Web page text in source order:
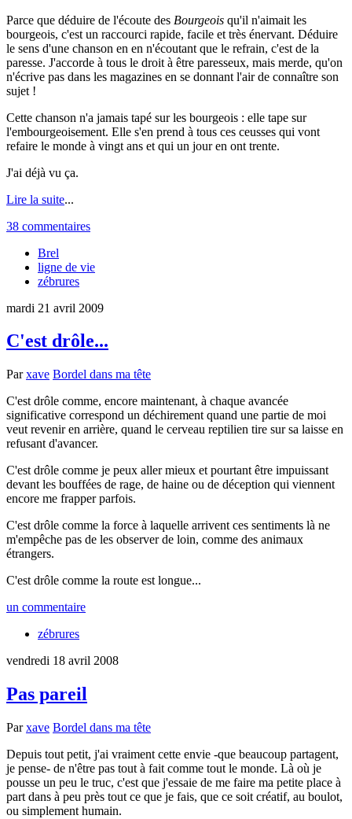
Parce que déduire de l'écoute des Bourgeois qu'il n'aimait les
bourgeois, c'est un raccourci rapide, facile et très énervant. Déduire
le sens d'une chanson en en n'écoutant que le refrain, c'est de la
paresse. J'accorde à tous le droit à être paresseux, mais merde, qu'on
n'écrive pas dans les magazines en se donnant l'air de connaître son
sujet !
Cette chanson n'a jamais tapé sur les bourgeois : elle tape sur
l'embourgeoisement. Elle s'en prend à tous ces ceusses qui vont
refaire le monde à vingt ans et qui un jour en ont trente.
J'ai déjà vu ça.
Lire la suite...
38 commentaires
Brel
ligne de vie
zébrures
mardi 21 avril 2009
C'est drôle...
Parxave Bordel dans ma tête
C'est drôle comme, encore maintenant, à chaque avancée
significative correspond un déchirement quand une partie de moi
veut revenir en arrière, quand le cerveau reptilien tire sur sa laisse en
refusant d'avancer.
C'est drôle comme je peux aller mieux et pourtant être impuissant
devant les bouffées de rage, de haine ou de déception qui viennent
encore me frapper parfois.
C'est drôle comme la force à laquelle arrivent ces sentiments là ne
m'empêche pas de les observer de loin, comme des animaux
étrangers.
C'est drôle comme la route est longue...
un commentaire
zébrures
vendredi 18 avril 2008
Pas pareil
Parxave Bordel dans ma tête
Depuis tout petit, j'ai vraiment cette envie -que beaucoup partagent,
je pense- de n'être pas tout à fait comme tout le monde. Là où je
pousse un peu le truc, c'est que j'essaie de me faire ma petite place à
part dans à peu près tout ce que je fais, que ce soit créatif, au boulot,
ou simplement humain.